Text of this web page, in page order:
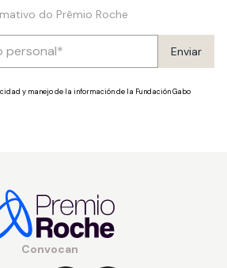
do Prêmio Roche
Enviar
y manejo de la información de la Fundación Gabo
Convocan